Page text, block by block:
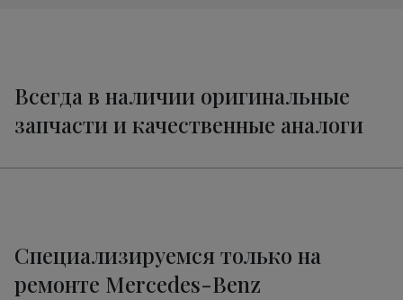
Всегда в наличии оригинальные
запчасти и качественные аналоги
Специализируемся только на
ремонте Mercedes-Benz